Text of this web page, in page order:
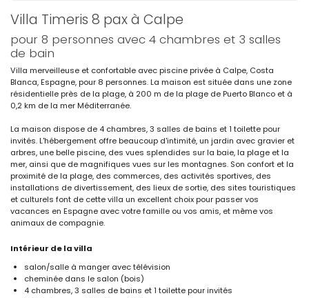
Villa Timeris 8 pax à Calpe
pour 8 personnes avec 4 chambres et 3 salles
de bain
Villa merveilleuse et confortable avec piscine privée à Calpe, Costa
Blanca, Espagne, pour 8 personnes. La maison est située dans une zone
résidentielle près de la plage, à 200 m de la plage de Puerto Blanco et à
0,2 km de la mer Méditerranée.
La maison dispose de 4 chambres, 3 salles de bains et 1 toilette pour
invités. L'hébergement offre beaucoup d'intimité, un jardin avec gravier et
arbres, une belle piscine, des vues splendides sur la baie, la plage et la
mer, ainsi que de magnifiques vues sur les montagnes. Son confort et la
proximité de la plage, des commerces, des activités sportives, des
installations de divertissement, des lieux de sortie, des sites touristiques
et culturels font de cette villa un excellent choix pour passer vos
vacances en Espagne avec votre famille ou vos amis, et même vos
animaux de compagnie.
Intérieur de la villa
salon/salle à manger avec télévision
cheminée dans le salon (bois)
4 chambres, 3 salles de bains et 1 toilette pour invités